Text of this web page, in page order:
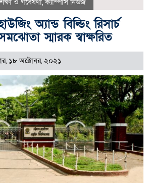
ও গবেষণা,ক্যাম্পাস নিউজ
অ্যান্ড বিল্ডিং রিসার্চ
স্মারক স্বাক্ষরিত
১৮ অক্টোবর, ২০২১